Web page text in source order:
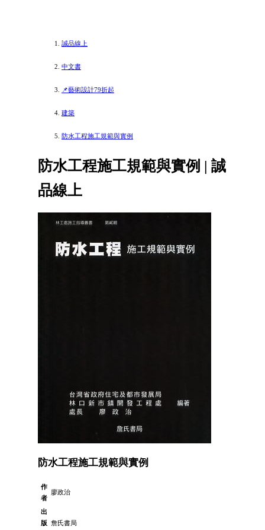
誠品線上
中文書
📌藝術設計79折起
建築
防水工程施工規範與實例
防水工程施工規範與實例 | 誠
品線上
防水工程施工規範與實例
作
者
廖政治
出
版 詹氏書局